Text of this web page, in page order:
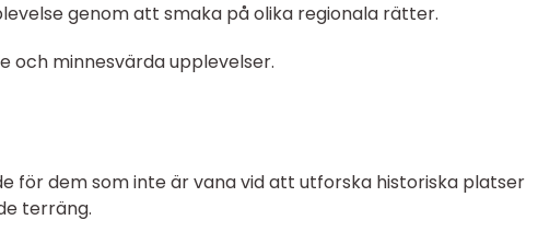
genom att smaka på olika regionala rätter.
och minnesvärda upplevelser.
för dem som inte är vana vid att utforska historiska platser
terräng.